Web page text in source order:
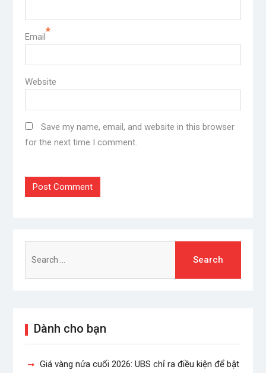
Email*
Website
Save my name, email, and website in this browser
for the next time I comment.
for:
Dành cho bạn
Giá vàng nửa cuối 2026: UBS chỉ ra điều kiện để bật